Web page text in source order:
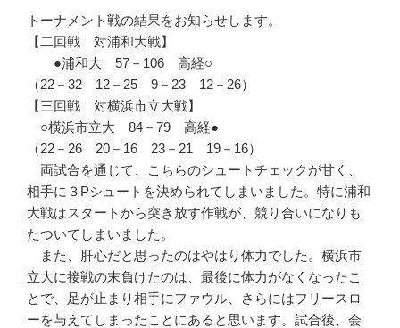
トーナメント戦の結果をお知らせします。
【二回戦 対浦和大戦】
●浦和大 57－106 高経○
（22－32 12－25 9－23 12－26）
【三回戦 対横浜市立大戦】
○横浜市立大 84－79 高経●
（22－26 20－16 23－21 19－16）
両試合を通じて、こちらのシュートチェックが甘く、
相手に３Pシュートを決められてしまいました。特に浦和
大戦はスタートから突き放す作戦が、競り合いになりも
たついてしまいました。
また、肝心だと思ったのはやはり体力でした。横浜市
立大に接戦の末負けたのは、最後に体力がなくなったこ
とで、足が止まり相手にファウル、さらにはフリースロ
ーを与えてしまったことにあると思います。試合後、会